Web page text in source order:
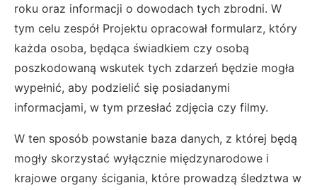
roku oraz informacji o dowodach tych zbrodni. W
tym celu zespół Projektu opracował formularz, który
każda osoba, będąca świadkiem czy osobą
poszkodowaną wskutek tych zdarzeń będzie mogła
wypełnić, aby podzielić się posiadanymi
informacjami, w tym przesłać zdjęcia czy filmy.
W ten sposób powstanie baza danych, z której będą
mogły skorzystać wyłącznie międzynarodowe i
krajowe organy ścigania, które prowadzą śledztwa w